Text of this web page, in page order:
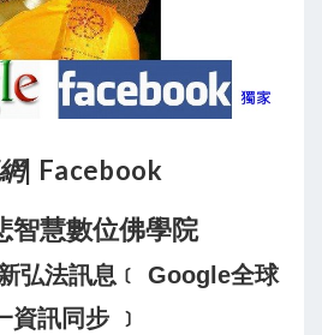
| Facebook
智慧數位佛學院
弘法訊息﹝ Google全球
資訊同步 ﹞